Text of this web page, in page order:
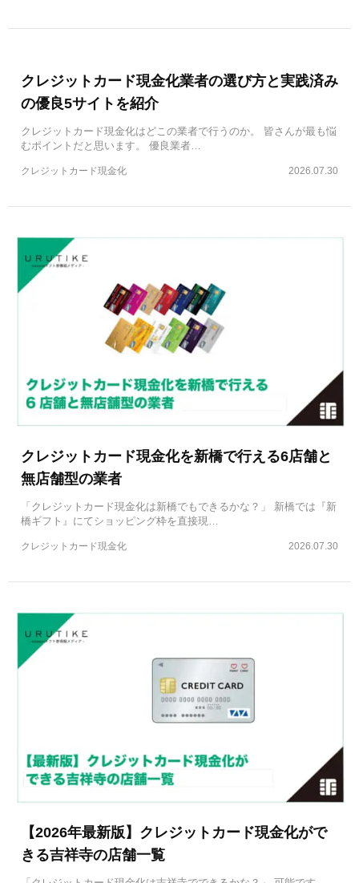
クレジットカード現金化業者の選び方と実践済み
の優良5サイトを紹介
クレジットカード現金化はどこの業者で行うのか。 皆さんが最も悩
むポイントだと思います。 優良業者…
2026.07.30
クレジットカード現金化
クレジットカード現金化を新橋で行える6店舗と
無店舗型の業者
「クレジットカード現金化は新橋でもできるかな？」 新橋では『新
橋ギフト』にてショッピング枠を直接現…
2026.07.30
クレジットカード現金化
【2026年最新版】クレジットカード現金化がで
きる吉祥寺の店舗一覧